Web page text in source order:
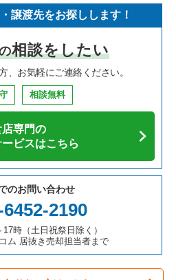
件一覧
件一覧
き売却物件の案件一覧
件一覧
件の案件一覧
売却物件の案件一覧
居抜き売却物件の案件一覧
件一覧
売却物件の案件一覧
物件の案件一覧
却物件の案件一覧
却物件の案件一覧
物件の案件一覧
却物件の案件一覧
抜き売却物件の案件一覧
抜き売却物件の案件一覧
抜き売却物件の案件一覧
き売却物件の案件一覧
き売却物件の案件一覧
売却物件の案件一覧
抜き売却物件の案件一覧
売却物件の案件一覧
抜き売却物件の案件一覧
件の案件一覧
物件の案件一覧
の居抜き売却物件の案件一覧
売却物件の案件一覧
却物件の案件一覧
抜き売却物件の案件一覧
の居抜き売却物件の案件一覧
の居抜き売却物件の案件一覧
の居抜き売却物件の案件一覧
き売却物件の案件一覧
お好み焼の居抜き売却物件の案件一
の居抜き売却物件の案件一覧
ブ・スナックの居抜き売却物件の
譲渡先をお探しします！
相談をしたい
、お気軽にご連絡ください。
相談無料
専門の
ビスはこちら
のお問い合わせ
6452-2190
時（土日祝祭日除く）
ム 居抜き売却担当者まで